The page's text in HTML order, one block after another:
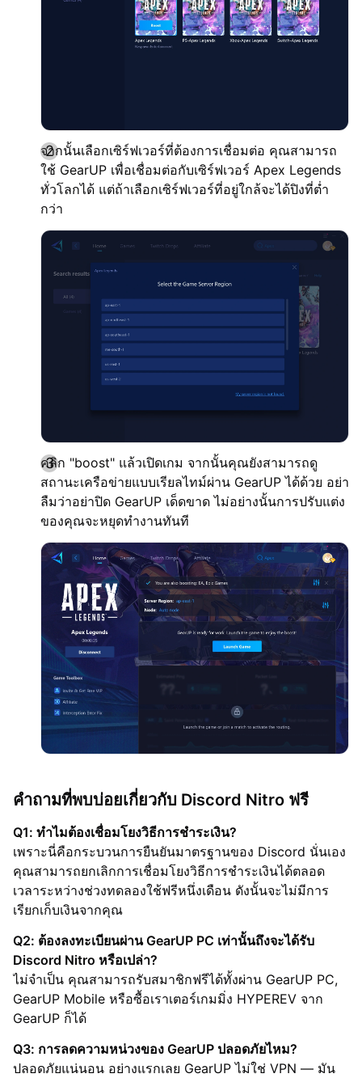
จากนั้นเลือกเซิร์ฟเวอร์ที่ต้องการเชื่อมต่อ คุณสามารถ
ใช้ GearUP เพื่อเชื่อมต่อกับเซิร์ฟเวอร์ Apex Legends
ทั่วโลกได้ แต่ถ้าเลือกเซิร์ฟเวอร์ที่อยู่ใกล้จะได้ปิงที่ต่ำ
กว่า
คลิก "boost" แล้วเปิดเกม จากนั้นคุณยังสามารถดู
สถานะเครือข่ายแบบเรียลไทม์ผ่าน GearUP ได้ด้วย อย่า
ลืมว่าอย่าปิด GearUP เด็ดขาด ไม่อย่างนั้นการปรับแต่ง
ของคุณจะหยุดทำงานทันที
คำถามที่พบบ่อยเกี่ยวกับ Discord Nitro ฟรี
Q1: ทำไมต้องเชื่อมโยงวิธีการชำระเงิน?
เพราะนี่คือกระบวนการยืนยันมาตรฐานของ Discord นั่นเอง
คุณสามารถยกเลิกการเชื่อมโยงวิธีการชำระเงินได้ตลอด
เวลาระหว่างช่วงทดลองใช้ฟรีหนึ่งเดือน ดังนั้นจะไม่มีการ
เรียกเก็บเงินจากคุณ
Q2: ต้องลงทะเบียนผ่าน GearUP PC เท่านั้นถึงจะได้รับ
Discord Nitro หรือเปล่า?
ไม่จำเป็น คุณสามารถรับสมาชิกฟรีได้ทั้งผ่าน GearUP PC,
GearUP Mobile หรือซื้อเราเตอร์เกมมิ่ง HYPEREV จาก
GearUP ก็ได้
Q3: การลดความหน่วงของ GearUP ปลอดภัยไหม?
ปลอดภัยแน่นอน อย่างแรกเลย GearUP ไม่ใช่ VPN — มัน